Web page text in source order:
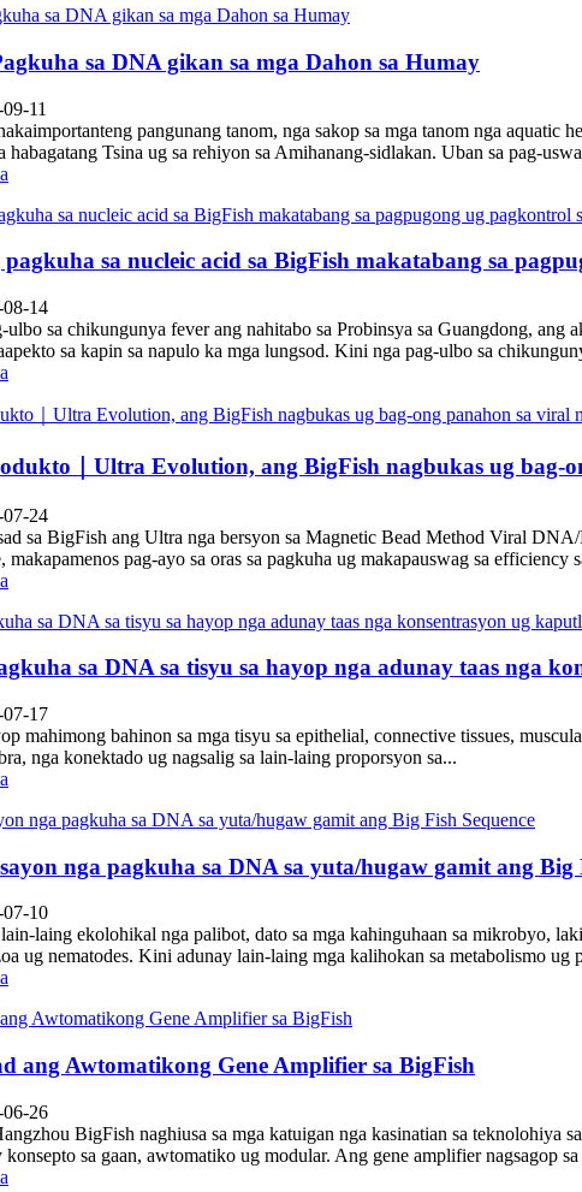
sa DNA gikan sa mga Dahon sa Humay
11
pangunang tanom, nga sakop sa mga tanom nga aquatic
habagatang Tsina ug sa rehiyon sa Amihanang-sidlakan. Uban sa pag-
sa nucleic acid sa BigFish makatabang sa
14
ulbo sa chikungunya fever ang nahitabo sa Probinsya sa Guangdong,
sa kapin sa napulo ka mga lungsod. Kini nga pag-ulbo sa
｜Ultra Evolution, ang BigFish nagbukas ug bag-
24
sa BigFish ang Ultra nga bersyon sa Magnetic Bead Method Viral
makapamenos pag-ayo sa oras sa pagkuha ug makapauswag sa efficiency
sa DNA sa tisyu sa hayop nga adunay taas nga
17
mahimong bahinon sa mga tisyu sa epithelial, connective tissues,
nga konektado ug nagsalig sa lain-laing proporsyon sa...
​​nga pagkuha sa DNA sa yuta/hugaw gamit ang Big
10
laing ekolohikal nga palibot, dato sa mga kahinguhaan sa mikrobyo,
ug nematodes. Kini adunay lain-laing mga kalihokan sa metabolismo ug
ang Awtomatikong Gene Amplifier sa BigFish
26
BigFish naghiusa sa mga katuigan nga kasinatian sa teknolohiya
sa gaan, awtomatiko ug modular. Ang gene amplifier nagsagop